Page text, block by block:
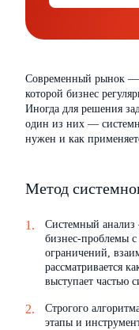
Современный рынок —
которой бизнес
Иногда для решения
один из них —
нужен и как
Метод
Системный
бизнес-проблемы
ограничений,
рассматривается
выступает частью
Строгого
этапы и